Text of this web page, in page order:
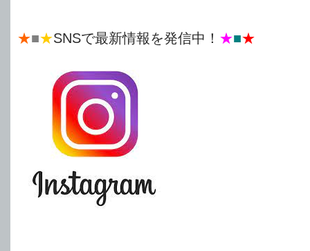
★■★SNSで最新情報を発信中！ ★■★